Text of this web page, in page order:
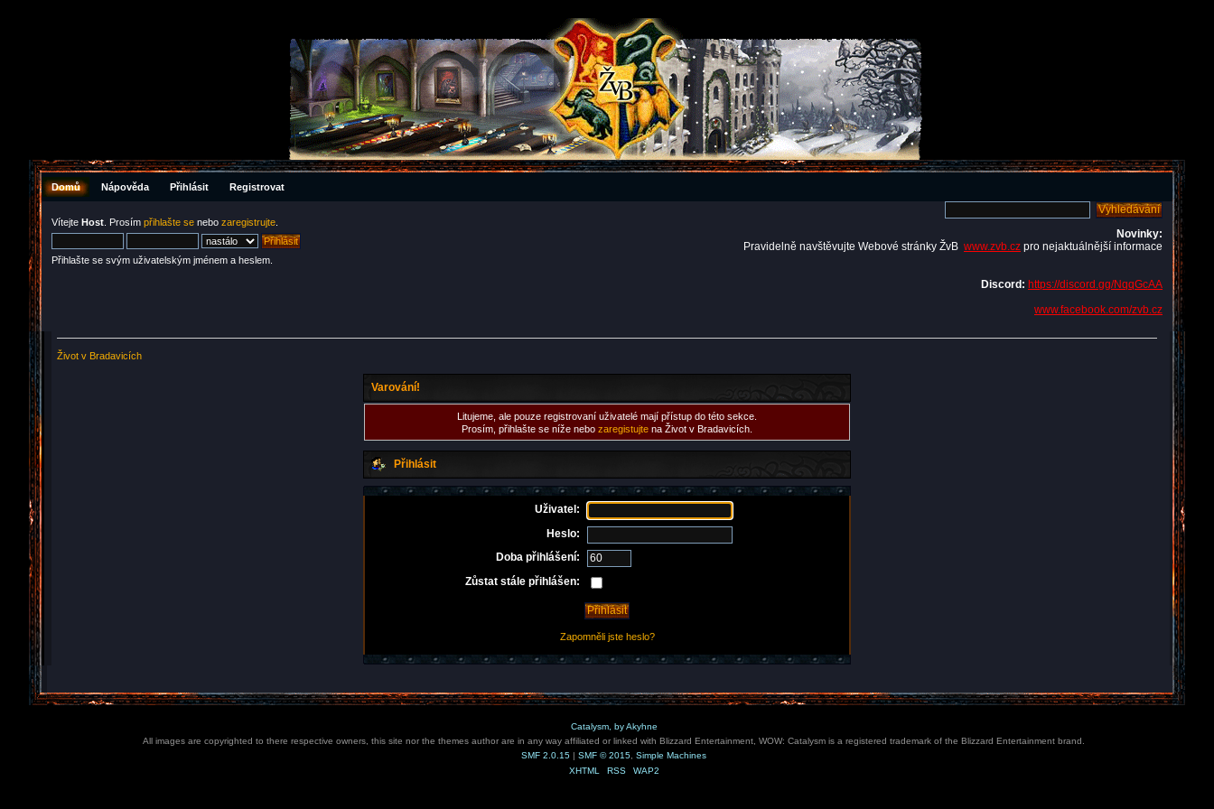
Domů Nápověda Přihlásit Registrovat
Vítejte Host . Prosím přihlašte se nebo zaregistrujte
Přihlašte se svým uživatelským jménem a heslem.
Novinky:
Pravidelně navštěvujte Webové stránky ŽvB www.zvb.cz pro nejaktuálnější informace
Discord: https://discord.gg/NqqGcAA
www.facebook.com/zvb.cz
Život v Bradavicích
Varování!
Litujeme, ale pouze registrovaní uživatelé mají přístup do této sekce.
Prosím, přihlašte se níže nebo zaregistujte na Život v Bradavicích.
Přihlásit
Uživatel:
Heslo:
Doba přihlášení:
Zůstat stále přihlášen:
Zapomněli jste heslo?
Catalysm, by Akyhne
All images are copyrighted to there respective owners, this site nor the themes author are in any way affiliated or linked with Blizzard Entertainment, WOW: Catalysm is a registered trademark of the Blizzard Entertainment brand.
SMF 2.0.15 | SMF © 2015 Simple Machines
XHTML
RSS WAP2